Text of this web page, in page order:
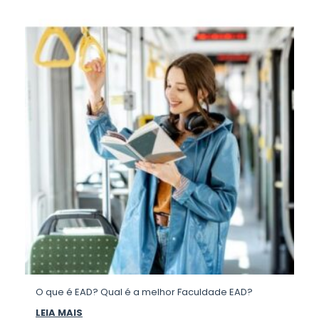
O que é EAD? Qual é a melhor Faculdade EAD?
LEIA MAIS